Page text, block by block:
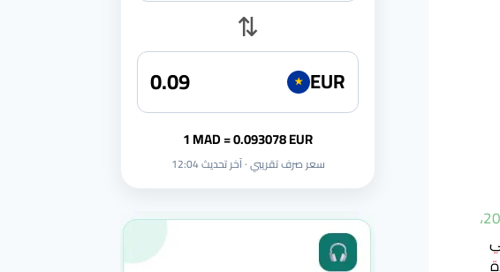
القابلة للطي لدخول دورة توسع جديدة خلال عام 2026،
⇅
★ EUR
1 MAD = 0.093078 EUR
سعر صرف تقريبي · آخر تحديث 12:04